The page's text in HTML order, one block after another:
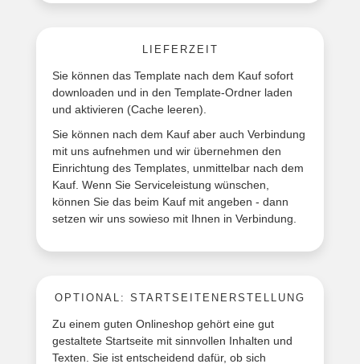
LIEFERZEIT
Sie können das Template nach dem Kauf sofort
downloaden und in den Template-Ordner laden
und aktivieren (Cache leeren).
Sie können nach dem Kauf aber auch Verbindung
mit uns aufnehmen und wir übernehmen den
Einrichtung des Templates, unmittelbar nach dem
Kauf. Wenn Sie Serviceleistung wünschen,
können Sie das beim Kauf mit angeben - dann
setzen wir uns sowieso mit Ihnen in Verbindung.
OPTIONAL: STARTSEITENERSTELLUNG
Zu einem guten Onlineshop gehört eine gut
gestaltete Startseite mit sinnvollen Inhalten und
Texten. Sie ist entscheidend dafür, ob sich